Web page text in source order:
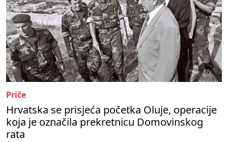
Priče
Hrvatska se prisjeća početka Oluje, operacije
koja je označila prekretnicu Domovinskog
rata